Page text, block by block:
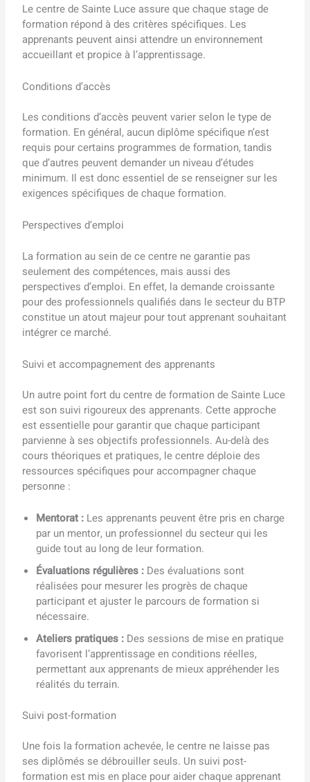
Le centre de Sainte Luce assure que chaque stage de
formation répond à des critères spécifiques. Les
apprenants peuvent ainsi attendre un environnement
accueillant et propice à l’apprentissage.
Conditions d’accès
Les conditions d’accès peuvent varier selon le type de
formation. En général, aucun diplôme spécifique n’est
requis pour certains programmes de formation, tandis
que d’autres peuvent demander un niveau d’études
minimum. Il est donc essentiel de se renseigner sur les
exigences spécifiques de chaque formation.
Perspectives d’emploi
La formation au sein de ce centre ne garantie pas
seulement des compétences, mais aussi des
perspectives d’emploi. En effet, la demande croissante
pour des professionnels qualifiés dans le secteur du BTP
constitue un atout majeur pour tout apprenant souhaitant
intégrer ce marché.
Suivi et accompagnement des apprenants
Un autre point fort du centre de formation de Sainte Luce
est son suivi rigoureux des apprenants. Cette approche
est essentielle pour garantir que chaque participant
parvienne à ses objectifs professionnels. Au-delà des
cours théoriques et pratiques, le centre déploie des
ressources spécifiques pour accompagner chaque
personne :
Mentorat : Les apprenants peuvent être pris en charge
par un mentor, un professionnel du secteur qui les
guide tout au long de leur formation.
Évaluations régulières : Des évaluations sont
réalisées pour mesurer les progrès de chaque
participant et ajuster le parcours de formation si
nécessaire.
Ateliers pratiques : Des sessions de mise en pratique
favorisent l’apprentissage en conditions réelles,
permettant aux apprenants de mieux appréhender les
réalités du terrain.
Suivi post-formation
Une fois la formation achevée, le centre ne laisse pas
ses diplômés se débrouiller seuls. Un suivi post-
formation est mis en place pour aider chaque apprenant